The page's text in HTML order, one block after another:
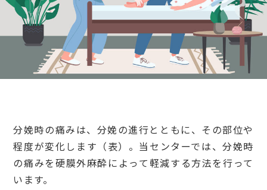
検診・検査
出産・子ども
分娩時の痛みは、分娩の進行とともに、その部位や
程度が変化します（表）。当センターでは、分娩時
の痛みを硬膜外麻酔によって軽減する方法を行って
います。